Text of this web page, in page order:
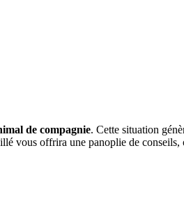
de compagnie. Cette situation
vous offrira une panoplie de conseils,